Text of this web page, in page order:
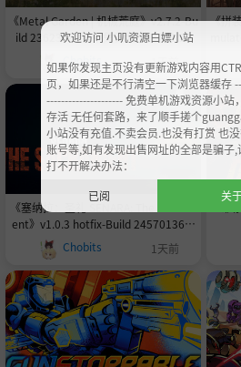
《Metal Garden | 机械荒庭》v2.7.2-Bu
ild 23623899官中免安装-简中1.1GB
Chobits
1天前
《拼
《塞纳拉：圣礼 SENARA: The Sacram
ent》v1.0.3 hotfix-Build 24570136官
中免安装-简中7.4GB
Chobits 1天前
《
欢迎访问 小叽资源白嫖小站
如果你发现主页没有更新游戏内容用
页，如果还是不行清空一下浏览器缓存
--------------------- 免费单机游戏资源小
存活 无任何套路，来了顺手搓个
小站没有充值.不卖会员.也没有打赏 也
账号等,如有发现出售网址的全部是骗子
打不开解决办法：
已阅
关